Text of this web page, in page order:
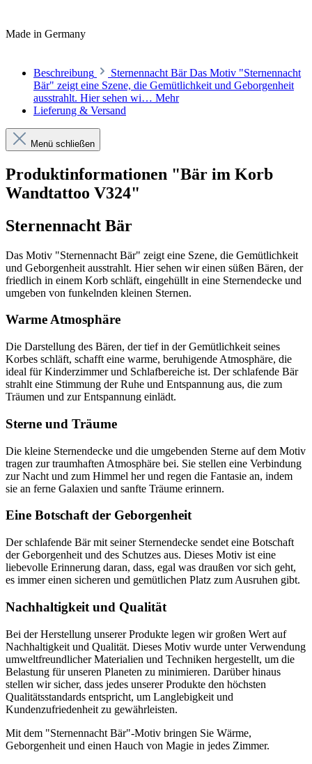
Made in Germany
Beschreibung
Sternennacht Bär Das Motiv "Sternennacht
Bär" zeigt eine Szene, die Gemütlichkeit und Geborgenheit
ausstrahlt. Hier sehen wi… Mehr
Lieferung & Versand
Menü schließen
Produktinformationen "Bär im Korb
Wandtattoo V324"
Sternennacht Bär
Das Motiv "Sternennacht Bär" zeigt eine Szene, die Gemütlichkeit
und Geborgenheit ausstrahlt. Hier sehen wir einen süßen Bären, der
friedlich in einem Korb schläft, eingehüllt in eine Sternendecke und
umgeben von funkelnden kleinen Sternen.
Warme Atmosphäre
Die Darstellung des Bären, der tief in der Gemütlichkeit seines
Korbes schläft, schafft eine warme, beruhigende Atmosphäre, die
ideal für Kinderzimmer und Schlafbereiche ist. Der schlafende Bär
strahlt eine Stimmung der Ruhe und Entspannung aus, die zum
Träumen und zur Entspannung einlädt.
Sterne und Träume
Die kleine Sternendecke und die umgebenden Sterne auf dem Motiv
tragen zur traumhaften Atmosphäre bei. Sie stellen eine Verbindung
zur Nacht und zum Himmel her und regen die Fantasie an, indem
sie an ferne Galaxien und sanfte Träume erinnern.
Eine Botschaft der Geborgenheit
Der schlafende Bär mit seiner Sternendecke sendet eine Botschaft
der Geborgenheit und des Schutzes aus. Dieses Motiv ist eine
liebevolle Erinnerung daran, dass, egal was draußen vor sich geht,
es immer einen sicheren und gemütlichen Platz zum Ausruhen gibt.
Nachhaltigkeit und Qualität
Bei der Herstellung unserer Produkte legen wir großen Wert auf
Nachhaltigkeit und Qualität. Dieses Motiv wurde unter Verwendung
umweltfreundlicher Materialien und Techniken hergestellt, um die
Belastung für unseren Planeten zu minimieren. Darüber hinaus
stellen wir sicher, dass jedes unserer Produkte den höchsten
Qualitätsstandards entspricht, um Langlebigkeit und
Kundenzufriedenheit zu gewährleisten.
Mit dem "Sternennacht Bär"-Motiv bringen Sie Wärme,
Geborgenheit und einen Hauch von Magie in jedes Zimmer.